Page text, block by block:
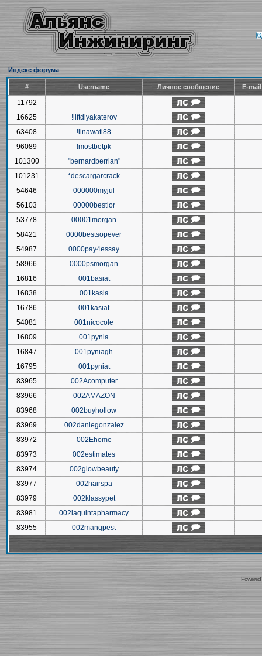
Индекс форума
# Username Личное сообщение E-
11792
16625
!liftdlyakaterov
63408
!linawati88
96089
!mostbetpk
101300
"bernardberrian"
101231
*descargarcrack
54646
000000myjul
56103
00000bestlor
53778
00001morgan
58421
0000bestsopever
54987
0000pay4essay
58966
0000psmorgan
16816
001basiat
16838
001kasia
16786
001kasiat
54081
001nicocole
16809
001pynia
16847
001pyniagh
16795
001pyniat
83965
002Acomputer
83966
002AMAZON
83968
002buyhollow
83969
002daniegonzalez
83972
002Ehome
83973
002estimates
83974
002glowbeauty
83977
002hairspa
83979
002klassypet
83981
002laquintapharmacy
83955
002mangpest